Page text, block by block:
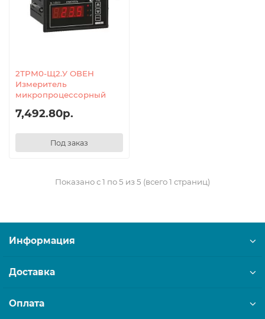
2ТРМ0-Щ2.У ОВЕН
Измеритель
микропроцессорный
7,492.80р.
Под заказ
Показано с 1 по 5 из 5 (всего 1 страниц)
Информация
Доставка
Оплата